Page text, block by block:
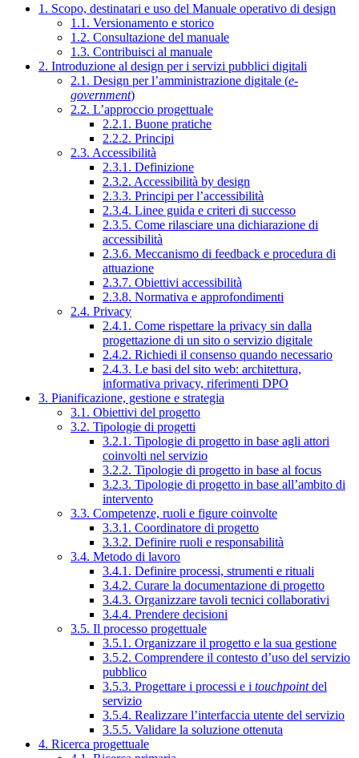
1. Scopo, destinatari e uso del Manuale operativo di design
1.1. Versionamento e storico
1.2. Consultazione del manuale
1.3. Contribuisci al manuale
2. Introduzione al design per i servizi pubblici digitali
2.1. Design per l’amministrazione digitale (e-
government)
2.2. L’approccio progettuale
2.2.1. Buone pratiche
2.2.2. Principi
2.3. Accessibilità
2.3.1. Definizione
2.3.2. Accessibilità by design
2.3.3. Principi per l’accessibilità
2.3.4. Linee guida e criteri di successo
2.3.5. Come rilasciare una dichiarazione di
accessibilità
2.3.6. Meccanismo di feedback e procedura di
attuazione
2.3.7. Obiettivi accessibilità
2.3.8. Normativa e approfondimenti
2.4. Privacy
2.4.1. Come rispettare la privacy sin dalla
progettazione di un sito o servizio digitale
2.4.2. Richiedi il consenso quando necessario
2.4.3. Le basi del sito web: architettura,
informativa privacy, riferimenti DPO
3. Pianificazione, gestione e strategia
3.1. Obiettivi del progetto
3.2. Tipologie di progetti
3.2.1. Tipologie di progetto in base agli attori
coinvolti nel servizio
3.2.2. Tipologie di progetto in base al focus
3.2.3. Tipologie di progetto in base all’ambito di
intervento
3.3. Competenze, ruoli e figure coinvolte
3.3.1. Coordinatore di progetto
3.3.2. Definire ruoli e responsabilità
3.4. Metodo di lavoro
3.4.1. Definire processi, strumenti e rituali
3.4.2. Curare la documentazione di progetto
3.4.3. Organizzare tavoli tecnici collaborativi
3.4.4. Prendere decisioni
3.5. Il processo progettuale
3.5.1. Organizzare il progetto e la sua gestione
3.5.2. Comprendere il contesto d’uso del servizio
pubblico
3.5.3. Progettare i processi e i touchpointdel
servizio
3.5.4. Realizzare l’interfaccia utente del servizio
3.5.5. Validare la soluzione ottenuta
4. Ricerca progettuale